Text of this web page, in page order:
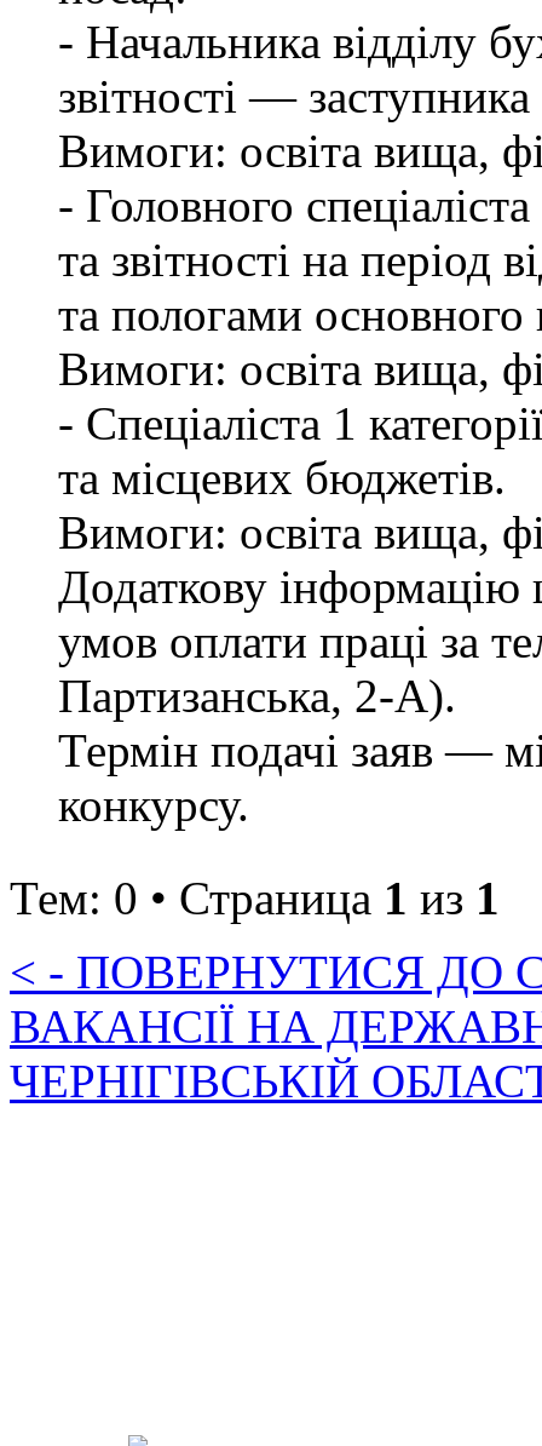
- Начальника відділу
звітності —
Вимоги: освіта вища,
- Головного
та звітності на період
та пологами основного
Вимоги: освіта вища,
- Спеціаліста 1
та місцевих бюджетів.
Вимоги: освіта вища,
Додаткову інформацію
умов оплати праці за
Партизанська, 2-А).
Термін подачі заяв —
конкурсу.
Тем: 0 • Страница 1 из 1
< - ПОВЕРНУТИСЯ ДО
ВАКАНСІЇ НА
ЧЕРНІГІВСЬКІЙ